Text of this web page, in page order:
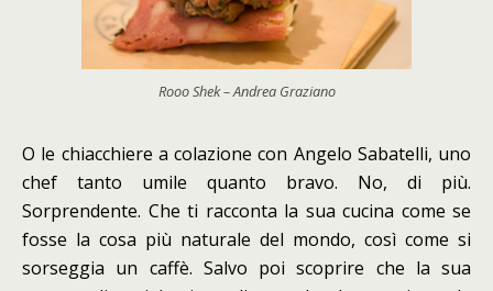
Rooo Shek – Andrea Graziano
O le chiacchiere a colazione con Angelo Sabatelli, uno
chef tanto umile quanto bravo. No, di più.
Sorprendente. Che ti racconta la sua cucina come se
fosse la cosa più naturale del mondo, così come si
sorseggia un caffè. Salvo poi scoprire che la sua